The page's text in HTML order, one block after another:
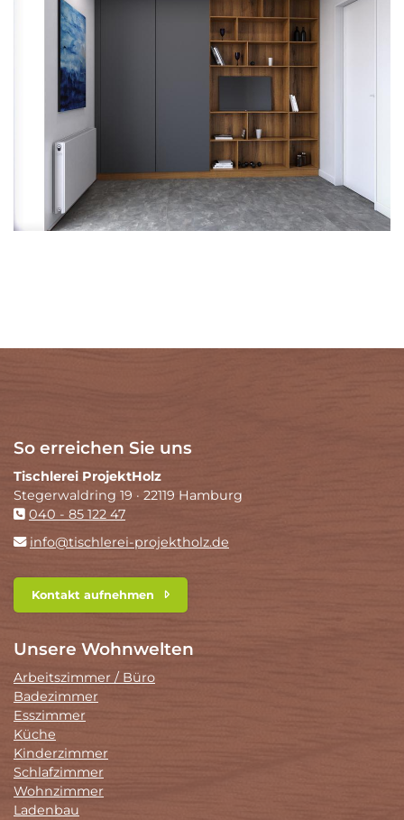
So erreichen Sie uns
Tischlerei ProjektHolz
Stegerwaldring 19 · 22119 Hamburg
040 - 85 122 47
info@tischlerei-projektholz.de
Kontakt aufnehmen
Unsere Wohnwelten
Arbeitszimmer / Büro
Badezimmer
Esszimmer
Küche
Kinderzimmer
Schlafzimmer
Wohnzimmer
Ladenbau